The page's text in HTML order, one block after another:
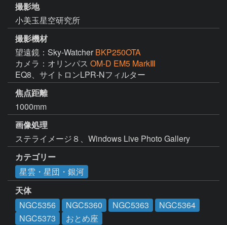
撮影地
小美玉星空研究所
撮影機材
望遠鏡：Sky-Watcher BKP250OTA
カメラ：オリンパス OM-D EM5 MarkⅢ
EQ8、サイトロンLPR-Nフィルター
焦点距離
1000mm
画像処理
ステライメージ８、Windows Live Photo Gallery
カテゴリー
星雲・星団・銀河
天体
NGC5356
NGC5360 NGC5363
NGC5364
NGC5373
おとめ座